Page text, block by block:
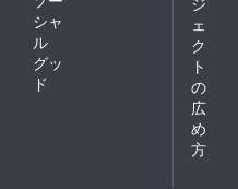
シャ
ル
グッ
ド
ェ
ク
ト
の
広
め
方